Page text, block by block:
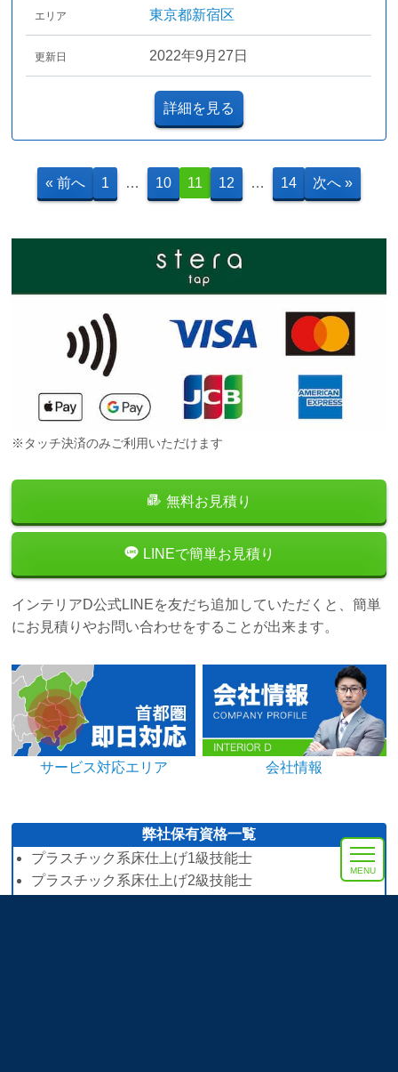
MENU
エリア 東京都新宿区
更新日 2022年9月27日
詳細を見る
« 前へ 1 … 10 11 12 … 14 次へ »
※タッチ決済のみご利用いただけます
無料お見積り
LINEで簡単お見積り
インテリアD公式LINEを友だち追加していただくと、簡単
にお見積りやお問い合わせをすることが出来ます。
サービス対応エリア 会社情報
弊社保有資格一覧
プラスチック系床仕上げ1級技能士
プラスチック系床仕上げ2級技能士